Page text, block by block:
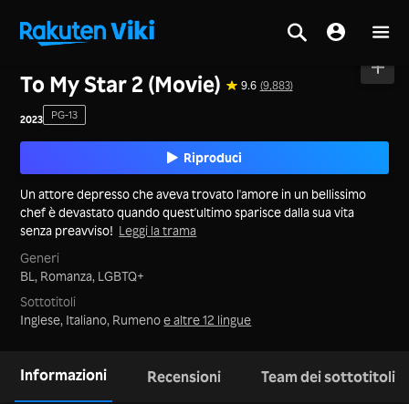
To My Star 2 (Movie) 9.6 (9,883)
2023 PG-13
Riproduci
Un attore depresso che aveva trovato l'amore in un bellissimo
chef è devastato quando quest'ultimo sparisce dalla sua vita
senza preavviso! Leggi la trama
Generi
BL, Romanza, LGBTQ+
Sottotitoli
Inglese, Italiano, Rumenoe altre 12 lingue
Informazioni Recensioni Team dei sottotitoli